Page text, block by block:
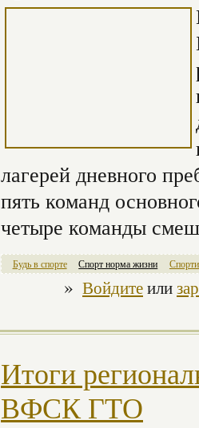
лагерей дневного
пять команд
четыре команды
Будь в спорте Спорт норма жизни
» Войдитеили
Итоги
ВФСК ГТО